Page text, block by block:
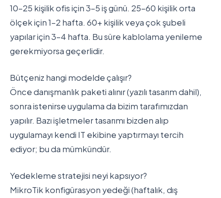
10-25 kişilik ofis için 3-5 iş günü. 25-60 kişilik orta
ölçek için 1-2 hafta. 60+ kişilik veya çok şubeli
yapılar için 3-4 hafta. Bu süre kablolama yenileme
gerekmiyorsa geçerlidir.
Bütçeniz hangi modelde çalışır?
Önce danışmanlık paketi alınır (yazılı tasarım dahil),
sonra istenirse uygulama da bizim tarafımızdan
yapılır. Bazı işletmeler tasarımı bizden alıp
uygulamayı kendi IT ekibine yaptırmayı tercih
ediyor; bu da mümkündür.
Yedekleme stratejisi neyi kapsıyor?
MikroTik konfigürasyon yedeği (haftalık, dış